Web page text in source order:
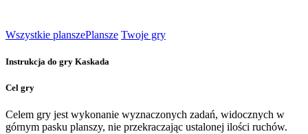
Wszystkie planszePlansze Twoje gry
Instrukcja do gry Kaskada
Cel gry
Celem gry jest wykonanie wyznaczonych zadań, widocznych w
górnym pasku planszy, nie przekraczając ustalonej ilości ruchów.